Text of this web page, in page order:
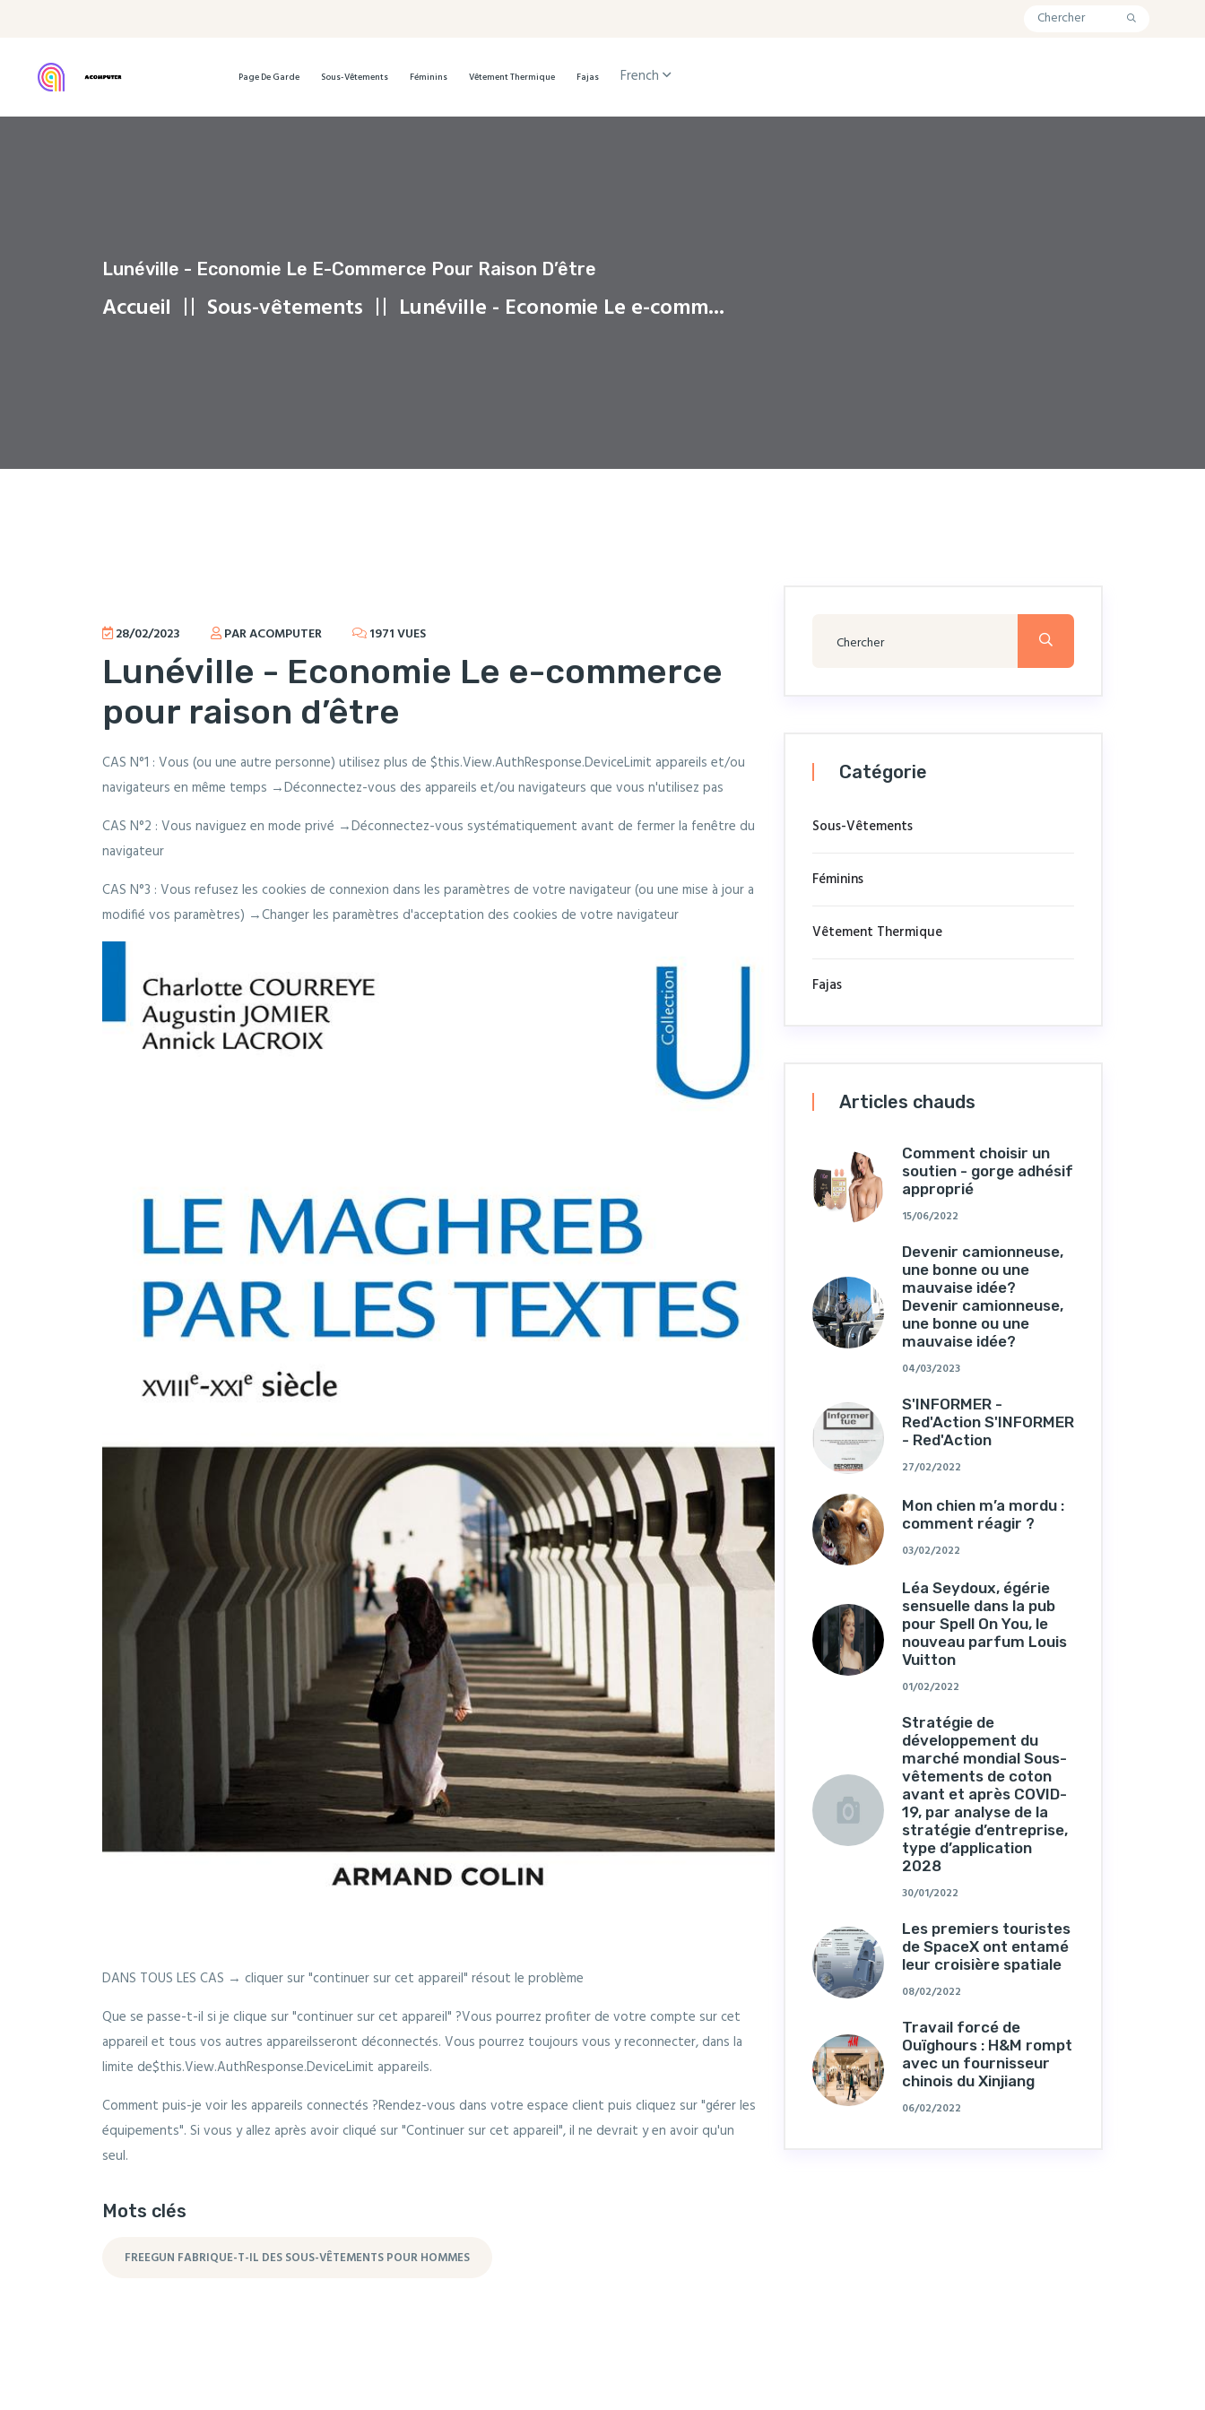
Page De Garde Sous-Vêtements Féminins Vêtement Thermique Fajas French
Lunéville - Economie Le E-Commerce Pour Raison D’être
Accueil Sous-vêtements Lunéville - Economie Le e-comm...
28/02/2023 PAR ACOMPUTER 1971 VUES
Lunéville - Economie Le e-commerce
pour raison d’être
CAS N°1 : Vous (ou une autre personne) utilisez plus de $this.View.AuthResponse.DeviceLimit appareils et/ou
navigateurs en même temps →Déconnectez-vous des appareils et/ou navigateurs que vous n'utilisez pas
CAS N°2 : Vous naviguez en mode privé →Déconnectez-vous systématiquement avant de fermer la fenêtre du
navigateur
CAS N°3 : Vous refusez les cookies de connexion dans les paramètres de votre navigateur (ou une mise à jour a
modifié vos paramètres) →Changer les paramètres d'acceptation des cookies de votre navigateur
DANS TOUS LES CAS → cliquer sur "continuer sur cet appareil" résout le problème
Que se passe-t-il si je clique sur "continuer sur cet appareil" ?Vous pourrez profiter de votre compte sur cet
appareil et tous vos autres appareilsseront déconnectés. Vous pourrez toujours vous y reconnecter, dans la
limite de$this.View.AuthResponse.DeviceLimit appareils.
Comment puis-je voir les appareils connectés ?Rendez-vous dans votre espace client puis cliquez sur "gérer les
équipements". Si vous y allez après avoir cliqué sur "Continuer sur cet appareil", il ne devrait y en avoir qu'un
seul.
Mots clés
FREEGUN FABRIQUE-T-IL DES SOUS-VÊTEMENTS POUR HOMMES
Catégorie
Sous-Vêtements
Féminins
Vêtement Thermique
Fajas
Articles chauds
Comment choisir un
soutien - gorge adhésif
approprié
15/06/2022
Devenir camionneuse,
une bonne ou une
mauvaise idée?
Devenir camionneuse,
une bonne ou une
mauvaise idée?
04/03/2023
S'INFORMER -
Red'Action S'INFORMER
- Red'Action
27/02/2022
Mon chien m’a mordu :
comment réagir ?
03/02/2022
Léa Seydoux, égérie
sensuelle dans la pub
pour Spell On You, le
nouveau parfum Louis
Vuitton
01/02/2022
Stratégie de
développement du
marché mondial Sous-
vêtements de coton
avant et après COVID-
19, par analyse de la
stratégie d’entreprise,
type d’application
2028
30/01/2022
Les premiers touristes
de SpaceX ont entamé
leur croisière spatiale
08/02/2022
Travail forcé de
Ouïghours : H&M rompt
avec un fournisseur
chinois du Xinjiang
06/02/2022